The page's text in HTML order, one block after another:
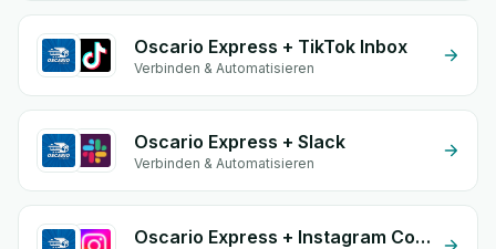
Oscario Express + TikTok Inbox
Verbinden & Automatisieren
Oscario Express + Slack
Verbinden & Automatisieren
Oscario Express + Instagram Comment